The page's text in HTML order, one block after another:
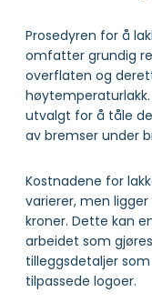
Prosedyren for å
omfatter grundig
overflaten og
utvalgt for å tåle
av bremser under
Kostnadene for
varierer, men
kroner. Dette kan
arbeidet som
tilleggsdetaljer
tilpassede logoer.